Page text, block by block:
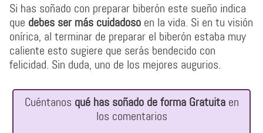
Si has soñado con preparar biberón este sueño indica
que debes ser más cuidadoso en la vida. Si en tu visión
onírica, al terminar de preparar el biberón estaba muy
caliente esto sugiere que serás bendecido con
felicidad. Sin duda, uno de los mejores augurios.
Cuéntanos qué has soñado de forma Gratuitaen
los comentarios